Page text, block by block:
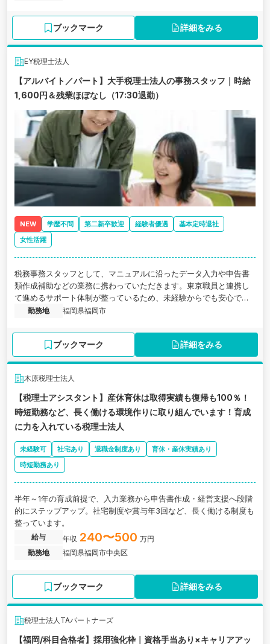
ブックマーク 詳細をみる
EY税理士法人
【アルバイト／パート】大手税理士法人の事務スタッフ｜時給
1,600円＆残業ほぼなし（17:30退勤）
NEW 学歴不問 第二新卒歓迎 経験者優遇
基本定時退社
女性活躍
税務事務スタッフとして、マニュアルに沿ったデータ入力や申告書
類作成補助などの業務に携わっていただきます。東京職員と連携し
て進めるサポート体制が整っているため、未経験からでも安心で
す。残業は少なめで天神駅直結と働きやすさも抜群です。
勤務地 福岡県福岡市
ブックマーク 詳細をみる
木原税理士法人
【税理士アシスタント】産休育休は取得実績も復帰も100％！
時短勤務など、長く働ける環境作りに取り組んでいます！育成
に力を入れている税理士法人
未経験可 社宅あり 退職金制度あり
育休・産休実績あり
時短勤務あり
半年～1年の育成前提で、入力業務から申告書作成・経営支援へ段階
的にステップアップ。社宅制度や賞与年3回など、長く働ける制度も
整っています。
給与 年収 240〜500 万円
勤務地
福岡県福岡市中央区
ブックマーク 詳細をみる
税理士法人TAパートナーズ
【福岡/科目合格者】採用強化枠｜資格手当あり×キャリアアッ